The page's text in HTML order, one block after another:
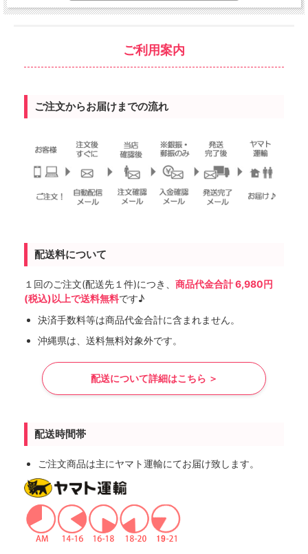
ご利用案内
ご注文からお届けまでの流れ
配送料について
１回のご注文(配送先１件)につき、 商品代金合計 6,980円
(税込)以上で送料無料です♪
決済手数料等は商品代金合計に含まれません。
沖縄県は、送料無料対象外です。
配送について詳細はこちら ＞
配送時間帯
ご注文商品は主にヤマト運輸にてお届け致します。